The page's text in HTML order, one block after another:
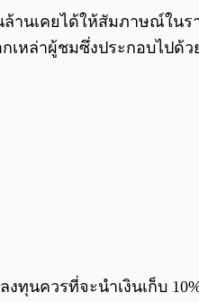
านเคยได้ให้สัมภาษณ์ใน
เหล่าผู้ชมซึ่งประกอบไปด้ว
ทุนควรที่จะนำเงินเก็บ